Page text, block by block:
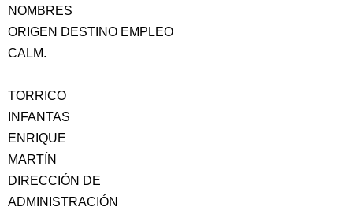
NOMBRES
ORIGEN DESTINO EMPLEO
CALM.
TORRICO
INFANTAS
ENRIQUE
MARTÍN
DIRECCIÓN DE
ADMINISTRACIÓN